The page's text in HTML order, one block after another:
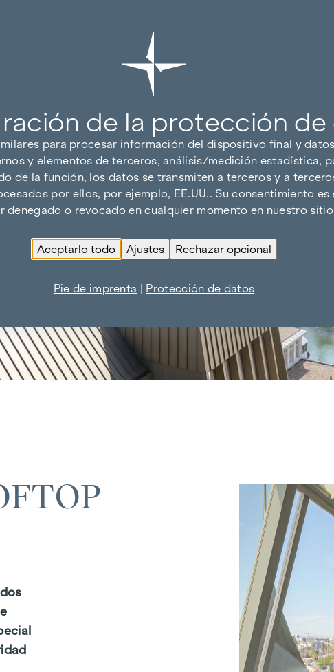
de la protección de
para procesar información del dispositivo final y
y elementos de terceros, análisis/medición estadística,
de la función, los datos se transmiten a terceros y a
por ellos, por ejemplo, EE.UU.. Su consentimiento
denegado o revocado en cualquier momento en nuestro
Aceptarlo todo Ajustes Rechazar opcional
Pie de imprenta | Protección de datos